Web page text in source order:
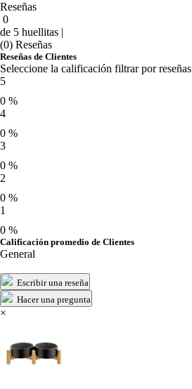
Reseñas
0
de 5 huellitas |
(0) Reseñas
Reseñas de Clientes
Seleccione la calificación filtrar por reseñas
5
0 %
4
0 %
3
0 %
2
0 %
1
0 %
Calificación promedio de Clientes
General
Escribir una reseña
Hacer una pregunta
×